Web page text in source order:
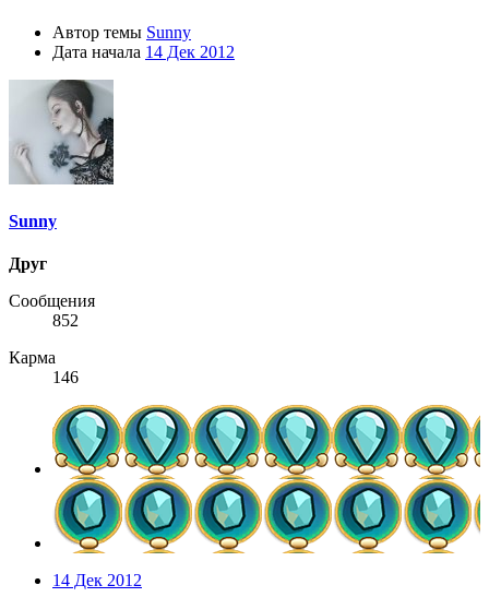
Автор темы Sunny
Дата начала 14 Дек 2012
Sunny
Друг
Сообщения
852
Карма
146
14 Дек 2012